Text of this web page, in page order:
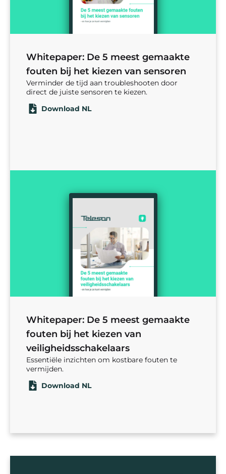
Whitepaper: De 5 meest gemaakte
fouten bij het kiezen van sensoren
Verminder de tijd aan troubleshooten door
direct de juiste sensoren te kiezen.
Download NL
Whitepaper: De 5 meest gemaakte
fouten bij het kiezen van
veiligheidsschakelaars
Essentiële inzichten om kostbare fouten te
vermijden.
Download NL